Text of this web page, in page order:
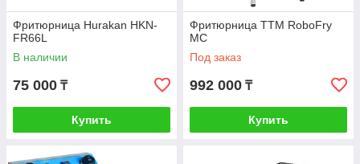
Фритюрница Hurakan HKN-
FR66L
В наличии
75 000 ₸
Купить
Фритюрница ТТМ RoboFry
MC
Под заказ
992 000 ₸
Купить